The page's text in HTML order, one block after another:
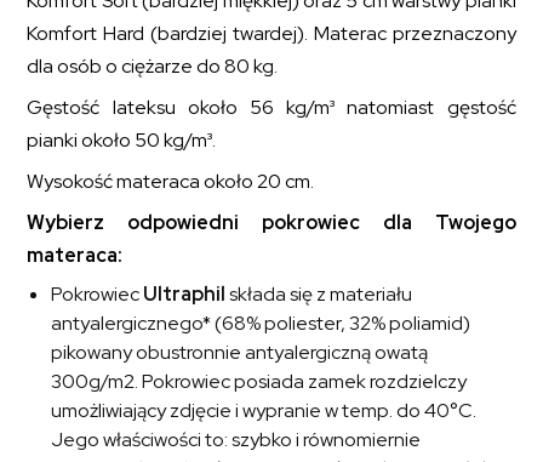
Komfort Hard (bardziej twardej). Materac przeznaczony
dla osób o ciężarze do 80 kg.
Gęstość lateksu około 56 kg/m³ natomiast gęstość
pianki około 50 kg/m³.
Wysokość materaca około 20 cm.
Wybierz odpowiedni pokrowiec dla Twojego
materaca:
PokrowiecUltraphilskłada się z materiału
antyalergicznego* (68% poliester, 32% poliamid)
pikowany obustronnie antyalergiczną owatą
300g/m2. Pokrowiec posiada zamek rozdzielczy
umożliwiający zdjęcie i wypranie w temp. do 40°C.
Jego właściwości to: szybko i równomiernie